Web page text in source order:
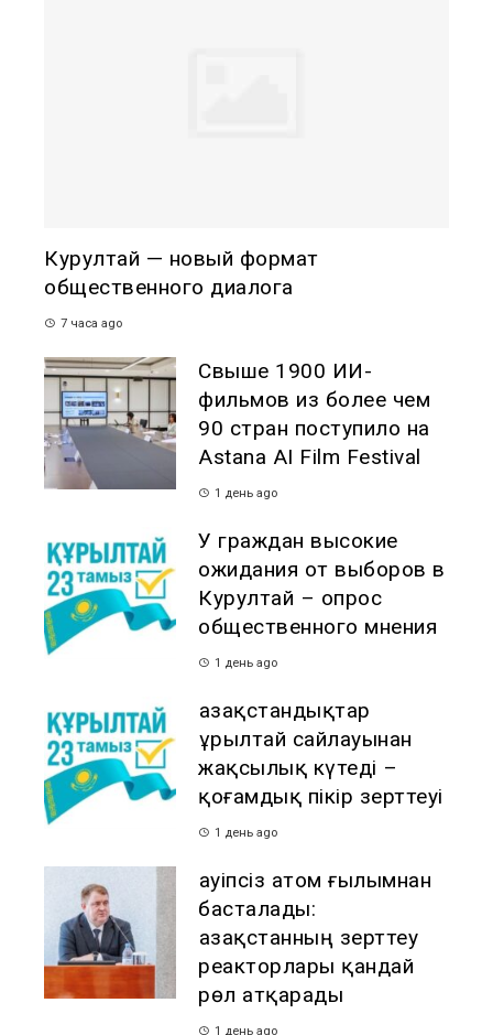
Курултай — новый формат
общественного диалога
7 часа ago
Свыше 1900 ИИ-
фильмов из более чем
90 стран поступило на
Astana AI Film Festival
1 день ago
У граждан высокие
ожидания от выборов в
Курултай – опрос
общественного мнения
1 день ago
Қазақстандықтар
Құрылтай сайлауынан
жақсылық күтеді –
қоғамдық пікір зерттеуі
1 день ago
Қауіпсіз атом ғылымнан
басталады:
Қазақстанның зерттеу
реакторлары қандай
рөл атқарады
1 день ago